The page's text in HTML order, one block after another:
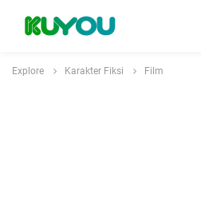
Explore Karakter Fiksi Film